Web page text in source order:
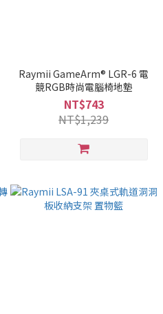
Raymii GameArm® LGR-6 電
競RGB時尚電腦椅地墊
NT$743
NT$1,239